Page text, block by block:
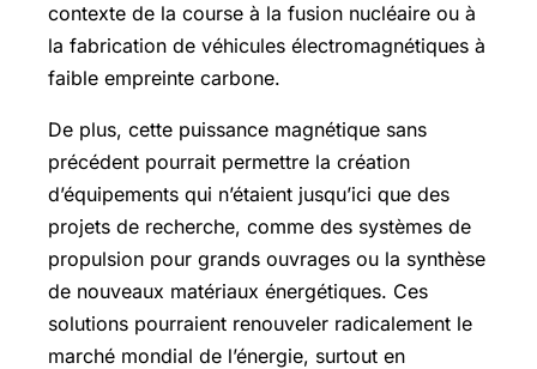
contexte de la course à la fusion nucléaire ou à
la fabrication de véhicules électromagnétiques à
faible empreinte carbone.
De plus, cette puissance magnétique sans
précédent pourrait permettre la création
d’équipements qui n’étaient jusqu’ici que des
projets de recherche, comme des systèmes de
propulsion pour grands ouvrages ou la synthèse
de nouveaux matériaux énergétiques. Ces
solutions pourraient renouveler radicalement le
marché mondial de l’énergie, surtout en